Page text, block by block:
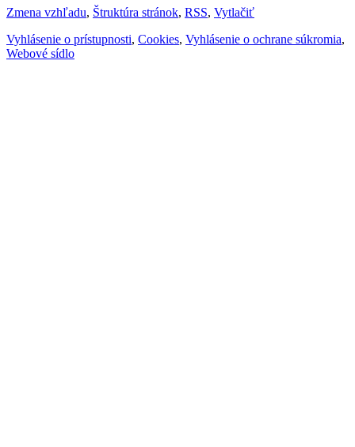
Zmena vzhľadu, Štruktúra stránok, RSS, Vytlačiť
Vyhlásenie o prístupnosti, Cookies, Vyhlásenie o ochrane súkromia,
Webové sídlo